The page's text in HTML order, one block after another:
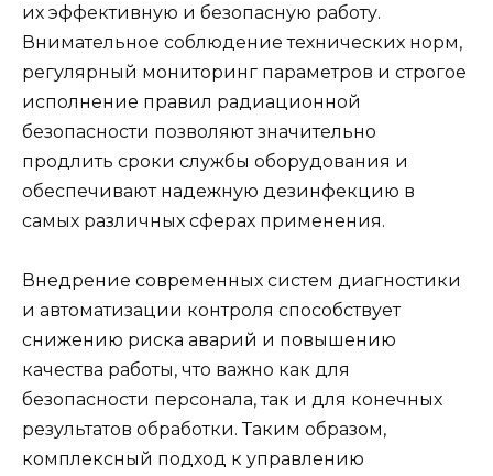
их эффективную и безопасную работу.
Внимательное соблюдение технических норм,
регулярный мониторинг параметров и строгое
исполнение правил радиационной
безопасности позволяют значительно
продлить сроки службы оборудования и
обеспечивают надежную дезинфекцию в
самых различных сферах применения.
Внедрение современных систем диагностики
и автоматизации контроля способствует
снижению риска аварий и повышению
качества работы, что важно как для
безопасности персонала, так и для конечных
результатов обработки. Таким образом,
комплексный подход к управлению